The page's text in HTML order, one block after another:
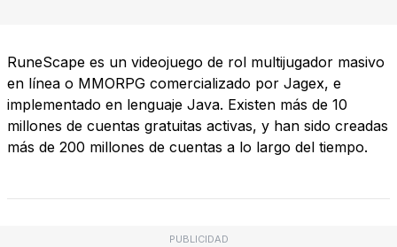
RuneScape es un videojuego de rol multijugador masivo
en línea o MMORPG comercializado por Jagex, e
implementado en lenguaje Java. Existen más de 10
millones de cuentas gratuitas activas, y han sido creadas
más de 200 millones de cuentas a lo largo del tiempo.
PUBLICIDAD